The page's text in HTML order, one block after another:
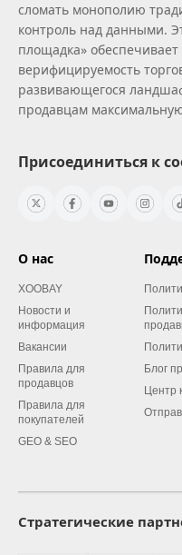
сломать монополию
контроль над данными.
площадка»
верифицируемость
развивающегося
продавцам
Присоединиться к
О нас
XOOBAY
Новости и
информация
Вакансии
Правила для
продавцов
Правила для
покупателей
GEO & SEO
Блог
Центр
Стратегические